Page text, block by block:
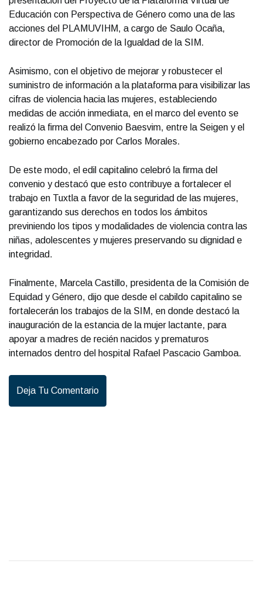
Educación con Perspectiva de Género como una de las
acciones del PLAMUVIHM, a cargo de Saulo Ocaña,
director de Promoción de la Igualdad de la SIM.
Asimismo, con el objetivo de mejorar y robustecer el
suministro de información a la plataforma para visibilizar las
cifras de violencia hacia las mujeres, estableciendo
medidas de acción inmediata, en el marco del evento se
realizó la firma del Convenio Baesvim, entre la Seigen y el
gobierno encabezado por Carlos Morales.
De este modo, el edil capitalino celebró la firma del
convenio y destacó que esto contribuye a fortalecer el
trabajo en Tuxtla a favor de la seguridad de las mujeres,
garantizando sus derechos en todos los ámbitos
previniendo los tipos y modalidades de violencia contra las
niñas, adolescentes y mujeres preservando su dignidad e
integridad.
Finalmente, Marcela Castillo, presidenta de la Comisión de
Equidad y Género, dijo que desde el cabildo capitalino se
fortalecerán los trabajos de la SIM, en donde destacó la
inauguración de la estancia de la mujer lactante, para
apoyar a madres de recién nacidos y prematuros
internados dentro del hospital Rafael Pascacio Gamboa.
Deja Tu Comentario